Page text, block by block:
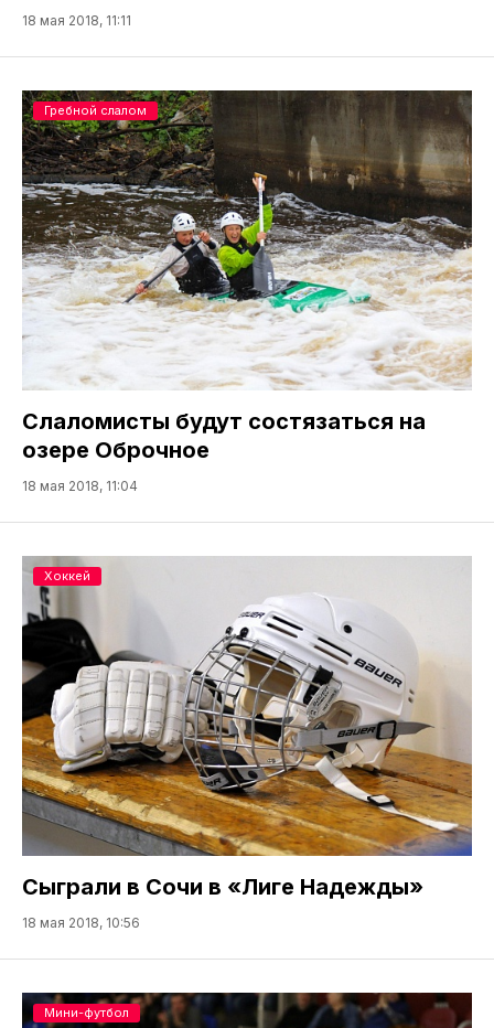
18 мая 2018, 11:11
Слаломисты будут состязаться на
озере Оброчное
18 мая 2018, 11:04
Гребной слалом
Сыграли в Сочи в «Лиге Надежды»
18 мая 2018, 10:56
Хоккей
Мини-футбол